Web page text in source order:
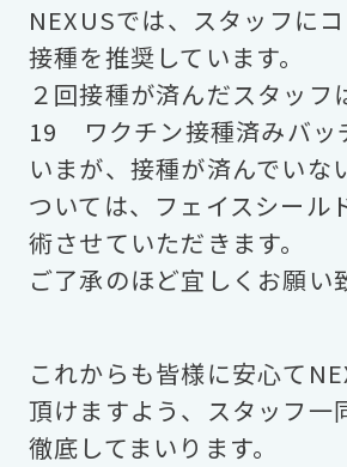
NEXUSでは、スタッフに
接種を推奨しています。
２回接種が済んだスタッフ
19 ワクチン接種済みバッ
いまが、接種が済んでいな
ついては、フェイスシール
術させていただきます。
ご了承のほど宜しくお願い
これからも皆様に安心て
頂けますよう、スタッフ一
徹底してまいります。